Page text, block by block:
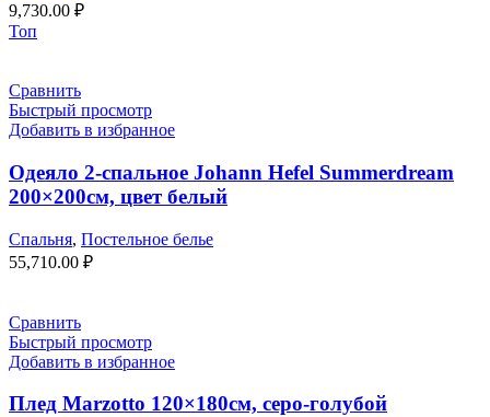
9,730.00 ₽
Топ
Сравнить
Быстрый просмотр
Добавить в избранное
Одеяло 2-спальное Johann Hefel Summerdream
200×200см, цвет белый
Спальня, Постельное белье
55,710.00 ₽
Сравнить
Быстрый просмотр
Добавить в избранное
Плед Marzotto 120×180см, серо-голубой